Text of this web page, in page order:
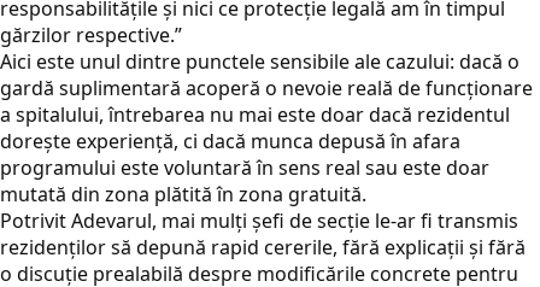
responsabilitățile și nici ce protecție legală am în timpul
gărzilor respective.”
Aici este unul dintre punctele sensibile ale cazului: dacă o
gardă suplimentară acoperă o nevoie reală de funcționare
a spitalului, întrebarea nu mai este doar dacă rezidentul
dorește experiență, ci dacă munca depusă în afara
programului este voluntară în sens real sau este doar
mutată din zona plătită în zona gratuită.
PotrivitAdevarul, mai mulți șefi de secție le-ar fi transmis
rezidenților să depună rapid cererile, fără explicații și fără
o discuție prealabilă despre modificările concrete pentru